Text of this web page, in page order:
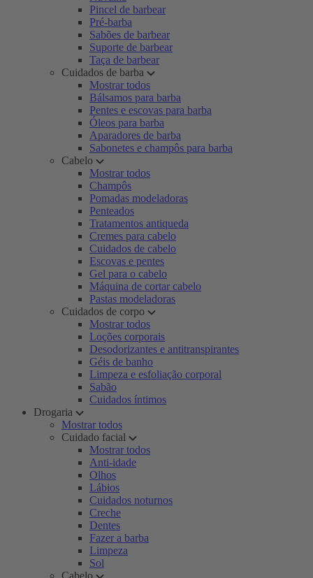
Pincel de barbear
Pré-barba
Sabões de barbear
Suporte de barbear
Taça de barbear
Cuidados de barba
Mostrar todos
Bálsamos para barba
Pentes e escovas para barba
Óleos para barba
Aparadores de barba
Sabonetes e champôs para barba
Cabelo
Mostrar todos
Champôs
Pomadas modeladoras
Penteados
Tratamentos antiqueda
Cremes para cabelo
Cuidados de cabelo
Escovas e pentes
Gel para o cabelo
Máquina de cortar cabelo
Pastas modeladoras
Cuidados de corpo
Mostrar todos
Loções corporais
Desodorizantes e antitranspirantes
Géis de banho
Limpeza e esfoliação corporal
Sabão
Cuidados íntimos
Drogaria
Mostrar todos
Cuidado facial
Mostrar todos
Anti-idade
Olhos
Lábios
Cuidados noturnos
Creche
Dentes
Fazer a barba
Limpeza
Sol
Cabelo